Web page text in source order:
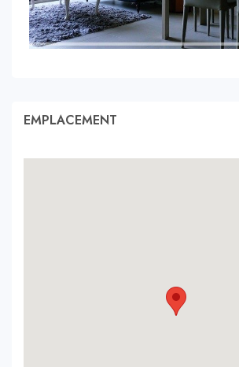
EMPLACEMENT